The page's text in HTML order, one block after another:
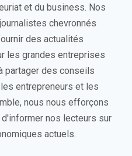
et du business. Nos
chevronnés
des actualités
les grandes entreprises
partager des conseils
entrepreneurs et les
nous nous efforçons
nos lecteurs sur
actuels.